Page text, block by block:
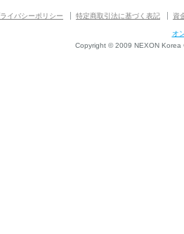
イバシーポリシー 特定商取引法に基づく表記 資
オ
Copyright © 2009 NEXON Korea